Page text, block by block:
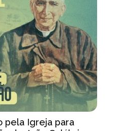
pela Igreja para